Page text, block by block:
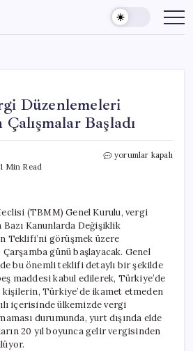
Düzenlemeleri
Başladı
1 Min Read
TBMM’de
Çalışmalar
Başladı
için
yorumlar kapalı
(TBMM) Genel Kurulu, vergi
Kanunlarda Değişiklik
Teklifi’ni görüşmek üzere
Çarşamba günü başlayacak. Genel
bu önemli teklifi detaylı bir şekilde
maddesi kabul edilerek, Türkiye’de
kişilerin, Türkiye’de ikamet etmeden
içerisinde ülkemizde vergi
durumunda, yurt dışında elde
20 yıl boyunca gelir vergisinden